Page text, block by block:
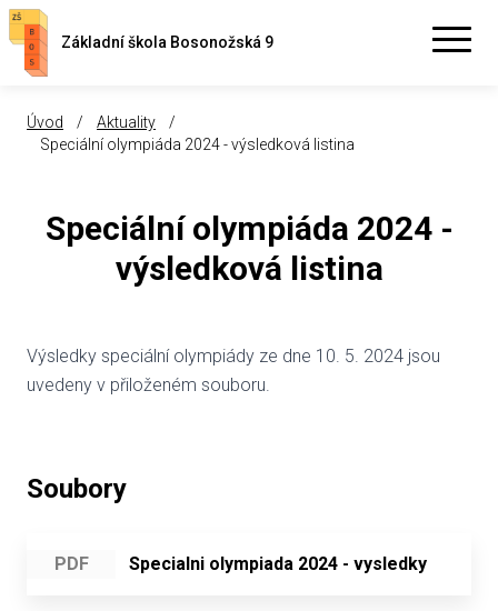
Základní škola Bosonožská 9
Úvod / Aktuality
/
Speciální olympiáda 2024 - výsledková listina
Speciální olympiáda 2024 -
výsledková listina
Výsledky speciální olympiády ze dne 10. 5. 2024 jsou
uvedeny v přiloženém souboru.
Soubory
PDF Specialni olympiada 2024 - vysledky